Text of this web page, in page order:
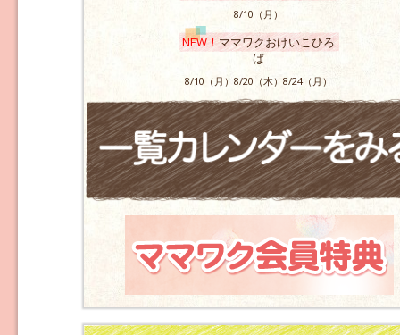
8/10（月）
NEW！ママワクおけいこひろ
ば
8/10（月）8/20（木）8/24（月）